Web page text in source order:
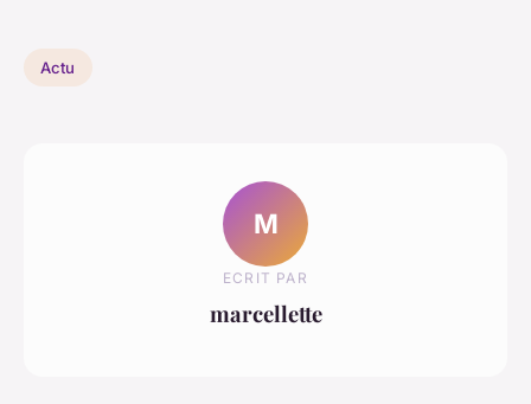
Actu
M
ECRIT PAR
marcellette